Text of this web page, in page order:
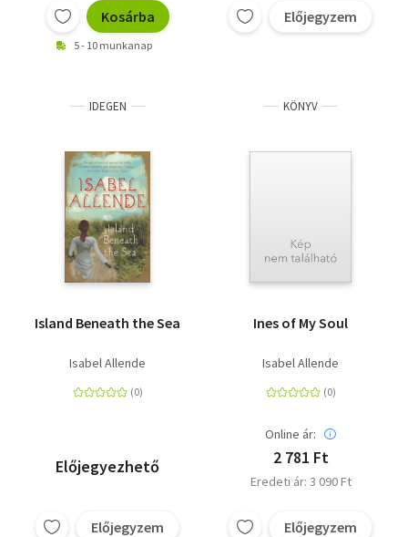
Kosárba
5 - 10 munkanap
Előjegyzem
IDEGEN
Island Beneath the Sea
Isabel Allende
Előjegyezhető
Előjegyzem
KÖNYV
Ines of My Soul
Isabel Allende
Online ár:
2 781 Ft
Eredeti ár: 3 090 Ft
Előjegyzem